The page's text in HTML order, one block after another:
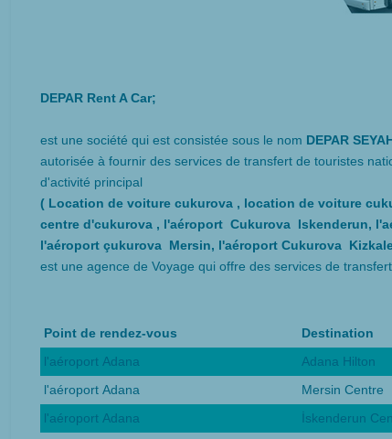
DEPAR Rent A Car;
est une société qui est consistée sous le nom DEPAR
autorisée à fournir des services de transfert de touristes
d'activité principal
( Location de voiture cukurova , location de voiture
centre d'cukurova , l'aéroport Cukurova Iskenderun,
l'aéroport çukurova Mersin, l'aéroport Cukurova
est une agence de Voyage qui offre des services de
Point de rendez-vous Destination
l'aéroport Adana
Adana Hilton
l'aéroport Adana
Mersin Centre
l'aéroport Adana
İskenderun